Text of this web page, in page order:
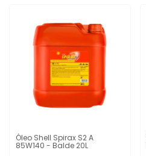
Óleo Shell Spirax S2 A
85W140 - Balde 20L